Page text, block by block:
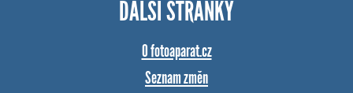
DALŠÍ STRÁNKY
O fotoaparat.cz
Seznam změn